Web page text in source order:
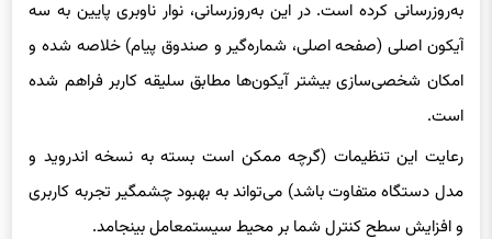
آیکون اصلی (صفحه اصلی، شماره‌گیر و صندوق پیام) خلاصه شده و
امکان شخصی‌سازی بیشتر آیکون‌ها مطابق سلیقه کاربر فراهم شده
است.
رعایت این تنظیمات (گرچه ممکن است بسته به نسخه اندروید و
مدل دستگاه متفاوت باشد) می‌تواند به بهبود چشمگیر تجربه کاربری
و افزایش سطح کنترل شما بر محیط سیستمعامل بینجامد.